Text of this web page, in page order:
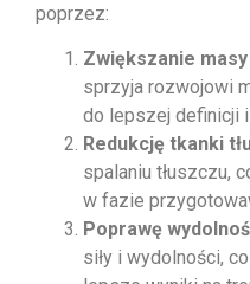
poprzez:
Zwiększanie
sprzyja rozwojowi
do lepszej definicji i
Redukcję tkanki
spalaniu tłuszczu,
w fazie
Poprawę
siły i wydolności,